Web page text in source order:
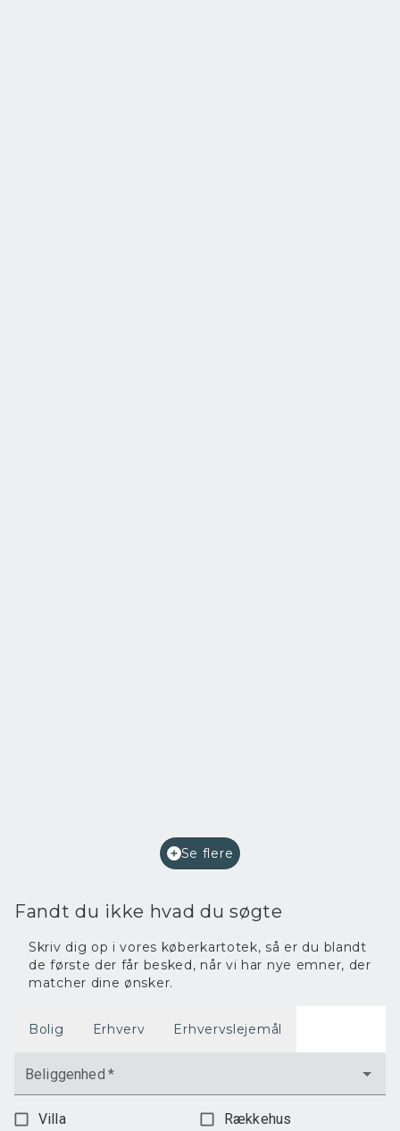
Se flere
Fandt du ikke hvad du søgte
Skriv dig op i vores køberkartotek, så er du blandt
de første der får besked, når vi har nye emner, der
matcher dine ønsker.
Bolig Erhverv Erhvervslejemål
Beliggenhed *
Villa
Rækkehus